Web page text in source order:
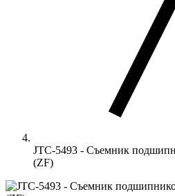
JTC-5493 - Съемник
(ZF)